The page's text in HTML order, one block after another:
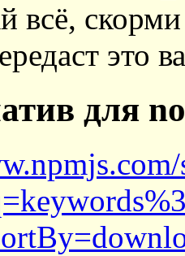
всё,
это
для